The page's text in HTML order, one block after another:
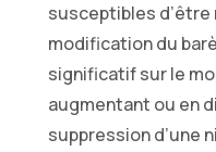
susceptibles d’être
modification du
significatif sur le
augmentant ou en
suppression d’une